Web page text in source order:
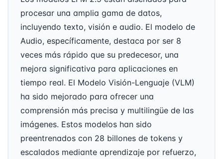
procesar una amplia gama de datos,
incluyendo texto, visión e audio. El modelo de
Audio, específicamente, destaca por ser 8
veces más rápido que su predecesor, una
mejora significativa para aplicaciones en
tiempo real. El Modelo Visión-Lenguaje (VLM)
ha sido mejorado para ofrecer una
comprensión más precisa y multilingüe de las
imágenes. Estos modelos han sido
preentrenados con 28 billones de tokens y
escalados mediante aprendizaje por refuerzo,